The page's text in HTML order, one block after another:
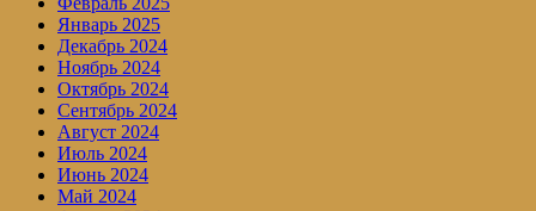
Январь 2025
Декабрь 2024
Ноябрь 2024
Октябрь 2024
Сентябрь 2024
Август 2024
Июль 2024
Июнь 2024
Май 2024